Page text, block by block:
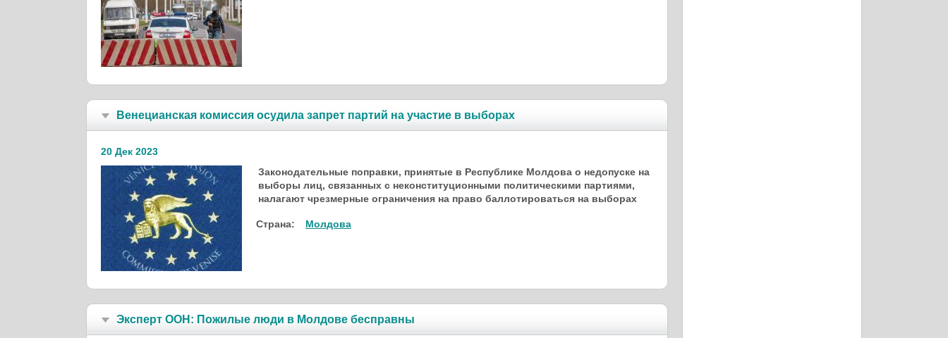
Венецианская комиссия осудила запрет партий на участие в выборах
20 Дек 2023
Законодательные поправки, принятые в Республике Молдова о недопуске на
выборы лиц, связанных с неконституционными политическими партиями,
налагают чрезмерные ограничения на право баллотироваться на выборах
Страна: Молдова
Эксперт ООН: Пожилые люди в Молдове бесправны